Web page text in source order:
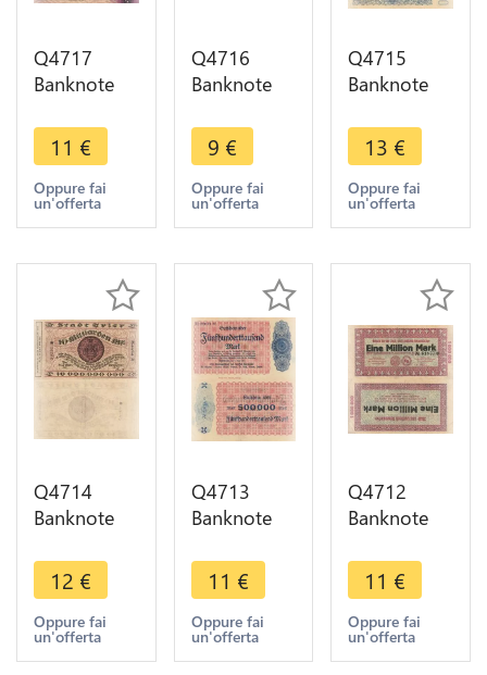
Q4717
Banknote
Trier Stadt
10
Millionen
Mark 1923
offer
11 €
Oppure fai
un'offerta
Q4716
Banknote
Trier
Birkenfeld
500
Millionen
-> Make
9 €
Oppure fai
un'offerta
Q4715
Banknote
Trier Stadt 1
Milliarde
Mark 1923
-> Make
13 €
Oppure fai
un'offerta
Q4714
Banknote
Trier Stadt
10
Milliarden
Mark 1923
12 €
Oppure fai
un'offerta
Q4713
Banknote
Des Kreises
Arhweiler
500000
Mark 1923
11 €
Oppure fai
un'offerta
Q4712
Banknote
Und
Landkreis
Gelsenkirchen
1 Million
11 €
Oppure fai
un'offerta